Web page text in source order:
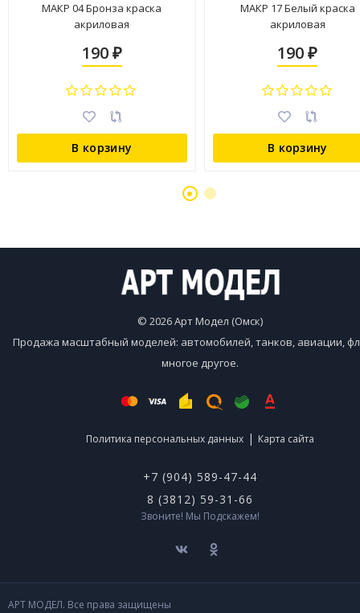
МАКР 04 Бронза краска
акриловая
190 ₽
В корзину
МАКР 17 Белый краска
акриловая
190₽
В корзину
© 2026 Арт Модел (Омск)
Продажа масштабный моделей: автомобилей, танков, авиации,
многое другое.
Политика персональных данных | Карта сайта
+7 (904) 589-47-44
8 (3812) 59-31-66
Звоните! Мы Подскажем!
АРТ МОДЕЛ. Все права защищены